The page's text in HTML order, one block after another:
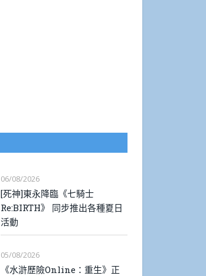
06/08/2026
[死神]東永降臨《七騎士
Re:BIRTH》 同步推出各種夏日
活動
05/08/2026
《水滸歷險Online：重生》正